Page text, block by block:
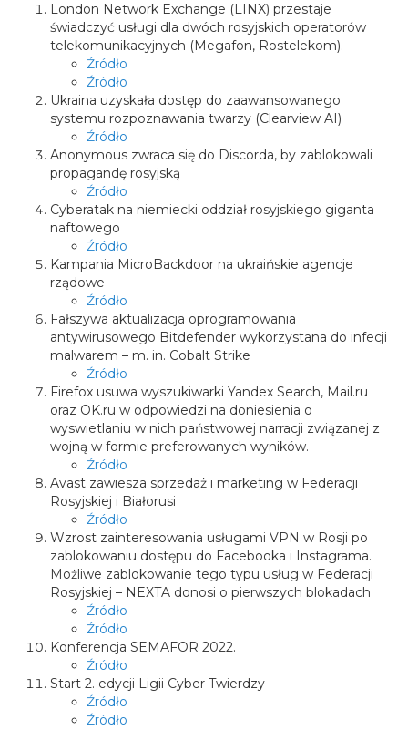
London Network Exchange (LINX) przestaje
świadczyć usługi dla dwóch rosyjskich operatorów
telekomunikacyjnych (Megafon, Rostelekom).
Źródło
Źródło
Ukraina uzyskała dostęp do zaawansowanego
systemu rozpoznawania twarzy (Clearview AI)
Źródło
Anonymous zwraca się do Discorda, by zablokowali
propagandę rosyjską
Źródło
Cyberatak na niemiecki oddział rosyjskiego giganta
naftowego
Źródło
Kampania MicroBackdoor na ukraińskie agencje
rządowe
Źródło
Fałszywa aktualizacja oprogramowania
antywirusowego Bitdefender wykorzystana do infecji
malwarem – m. in. Cobalt Strike
Źródło
Firefox usuwa wyszukiwarki Yandex Search, Mail.ru
oraz OK.ru w odpowiedzi na doniesienia o
wyswietlaniu w nich państwowej narracji związanej z
wojną w formie preferowanych wyników.
Źródło
Avast zawiesza sprzedaż i marketing w Federacji
Rosyjskiej i Białorusi
Źródło
Wzrost zainteresowania usługami VPN w Rosji po
zablokowaniu dostępu do Facebooka i Instagrama.
Możliwe zablokowanie tego typu usług w Federacji
Rosyjskiej – NEXTA donosi o pierwszych blokadach
Źródło
Źródło
Konferencja SEMAFOR 2022.
Źródło
Start 2. edycji Ligii Cyber Twierdzy
Źródło
Źródło